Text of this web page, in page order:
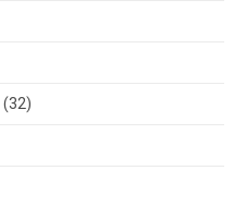
(32)